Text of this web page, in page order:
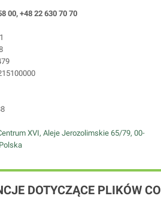
00, +48 22 630 70 70
XVI, Aleje Jerozolimskie 65/79, 00-
DOTYCZĄCE PLIKÓW